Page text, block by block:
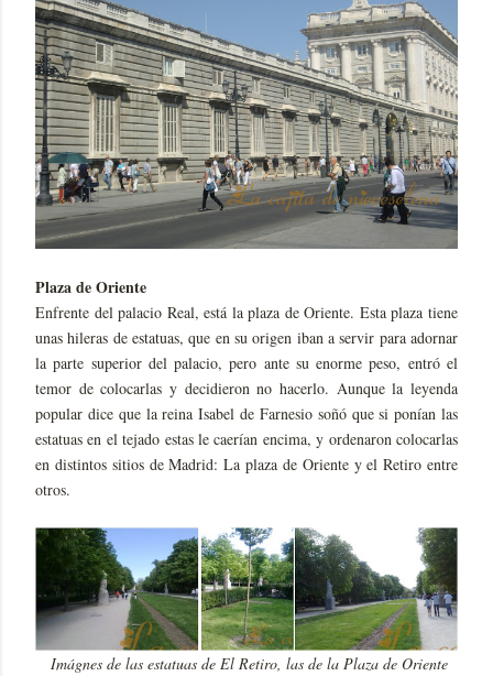
Plaza de Oriente
Enfrente del palacio Real, está la plaza de Oriente. Esta plaza tiene
unas hileras de estatuas, que en su origen iban a servir para adornar
la parte superior del palacio, pero ante su enorme peso, entró el
temor de colocarlas y decidieron no hacerlo. Aunque la leyenda
popular dice que la reina Isabel de Farnesio soñó que si ponían las
estatuas en el tejado estas le caerían encima, y ordenaron colocarlas
en distintos sitios de Madrid: La plaza de Oriente y el Retiro entre
otros.
Imágnes de las estatuas de El Retiro, las de la Plaza de Oriente